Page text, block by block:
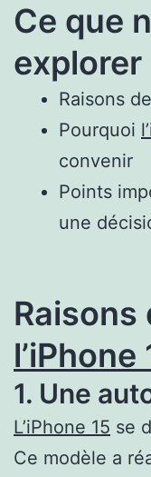
Ce que
explorer
Raisons
Pourquoi
convenir
Points
une
l’iPhone
1. Une
L’iPhone 15 se
Ce modèle a